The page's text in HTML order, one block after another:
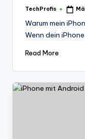
Posted
TechProfis
Warum mein
Wenn dein
Read More